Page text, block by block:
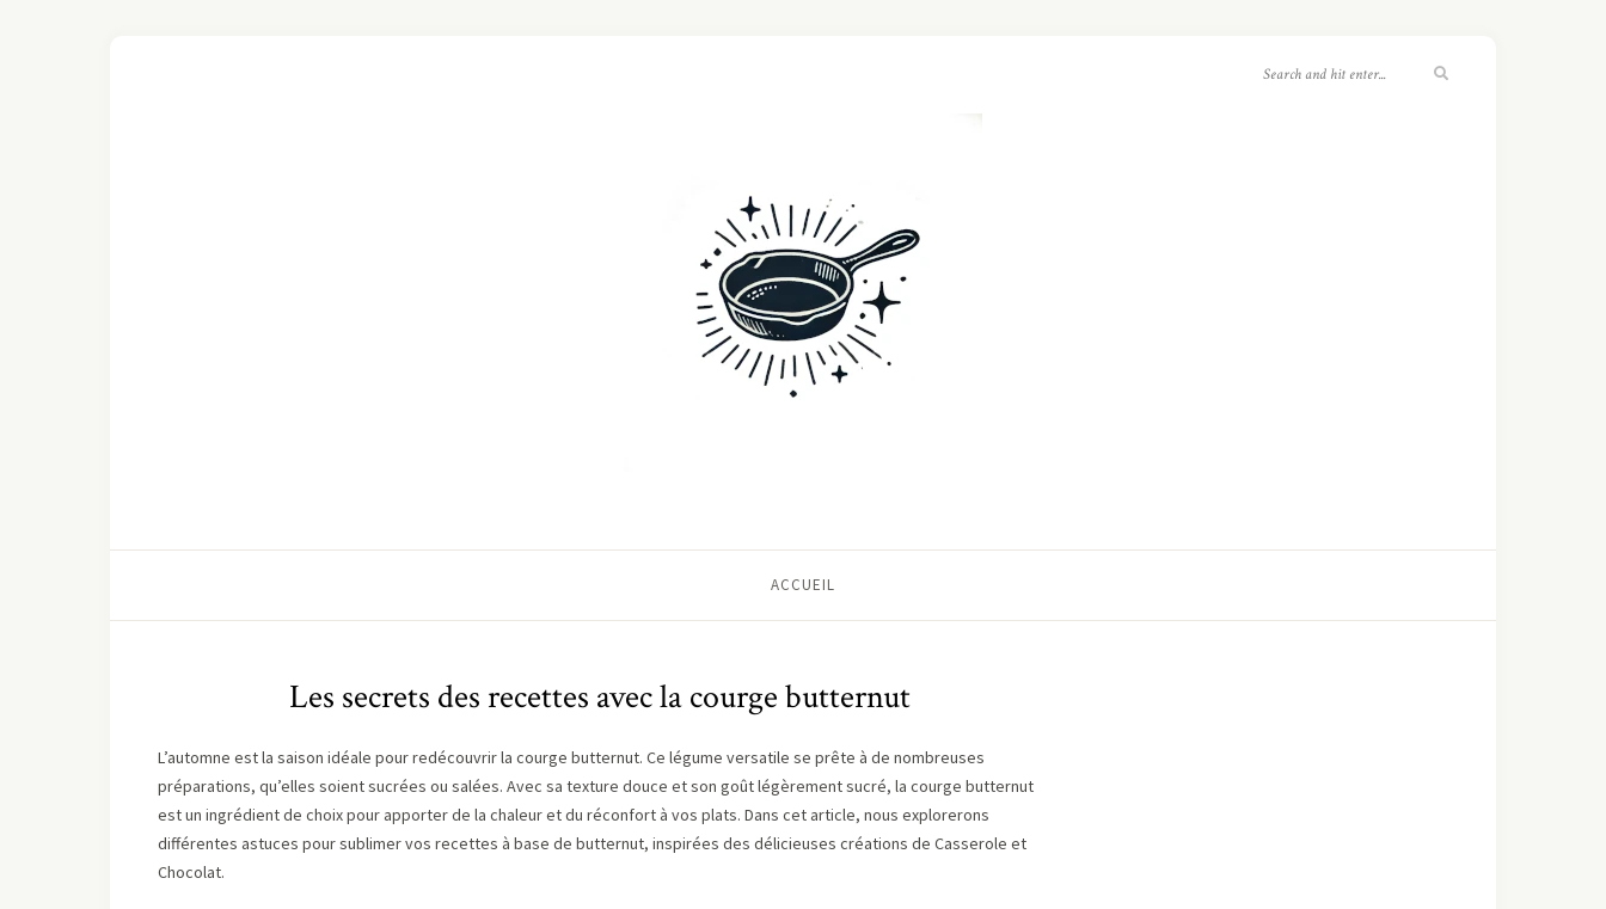
ACCUEIL
Les secrets des recettes avec la courge butternut
L’automne est la saison idéale pour redécouvrir la courge butternut. Ce légume versatile se prête à de nombreuses
préparations, qu’elles soient sucrées ou salées. Avec sa texture douce et son goût légèrement sucré, la courge butternut
est un ingrédient de choix pour apporter de la chaleur et du réconfort à vos plats. Dans cet article, nous explorerons
différentes astuces pour sublimer vos recettes à base de butternut, inspirées des délicieuses créations de Casserole et
Chocolat.